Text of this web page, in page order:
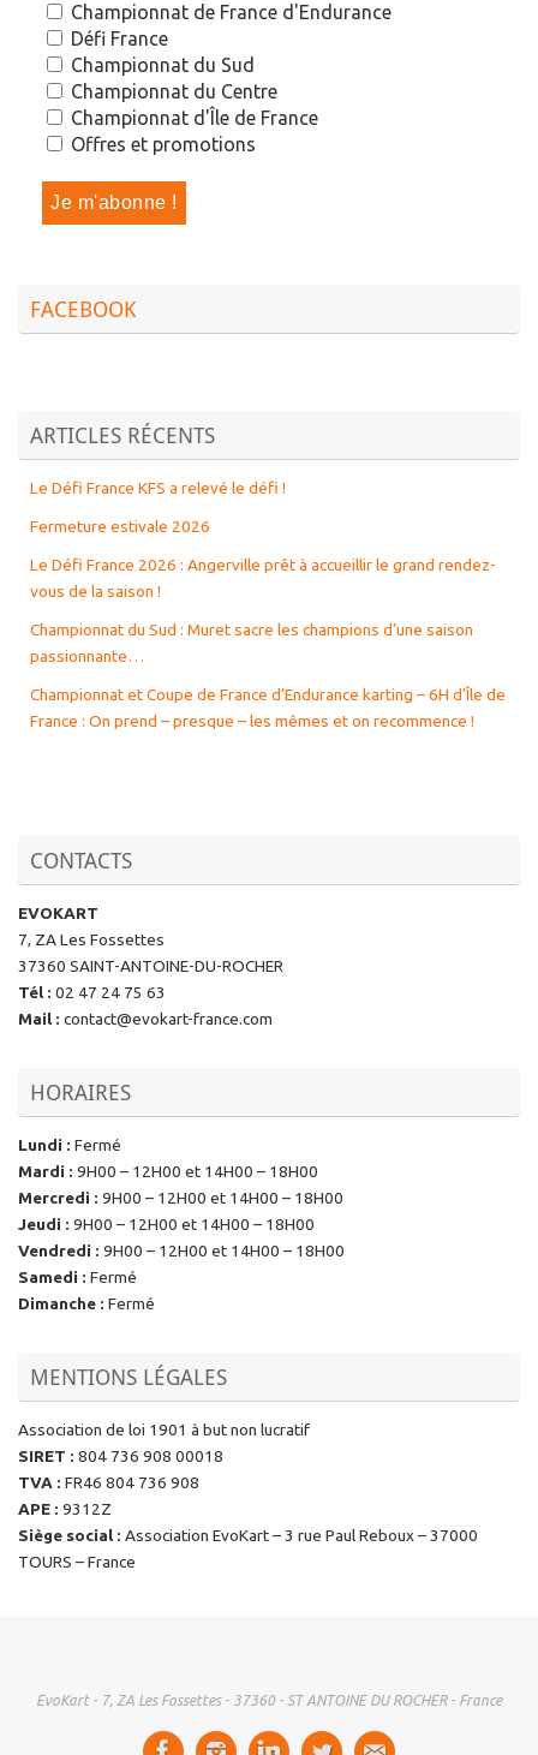
Championnat de France d'Endurance
Défi France
Championnat du Sud
Championnat du Centre
Championnat d'Île de France
Offres et promotions
FACEBOOK
ARTICLES RÉCENTS
Le Défi France KFS a relevé le défi !
Fermeture estivale 2026
Le Défi France 2026 : Angerville prêt à accueillir le grand rendez-
vous de la saison !
Championnat du Sud : Muret sacre les champions d’une saison
passionnante…
Championnat et Coupe de France d’Endurance karting – 6H d’Île de
France : On prend – presque – les mêmes et on recommence !
CONTACTS
EVOKART
7, ZA Les Fossettes
37360 SAINT-ANTOINE-DU-ROCHER
Tél : 02 47 24 75 63
Mail : contact@evokart-france.com
HORAIRES
Lundi : Fermé
Mardi : 9H00 – 12H00 et 14H00 – 18H00
Mercredi : 9H00 – 12H00 et 14H00 – 18H00
Jeudi : 9H00 – 12H00 et 14H00 – 18H00
Vendredi : 9H00 – 12H00 et 14H00 – 18H00
Samedi : Fermé
Dimanche : Fermé
MENTIONS LÉGALES
Association de loi 1901 à but non lucratif
SIRET : 804 736 908 00018
TVA : FR46 804 736 908
APE : 9312Z
Siège social : Association EvoKart – 3 rue Paul Reboux – 37000
TOURS – France
EvoKart - 7, ZA Les Fossettes - 37360 - ST ANTOINE DU ROCHER - France